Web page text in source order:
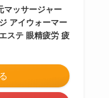
マッサージャー
アイウォーマー
ステ 眼精疲労 疲